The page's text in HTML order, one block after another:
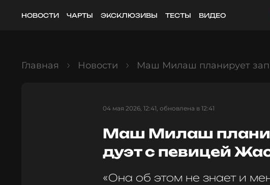
НОВОСТИ ЧАРТЫ ЭКСКЛЮЗИВЫ ТЕСТЫ ВИДЕО
Главная Новости Маш Милаш планирует
04 мая 2026, 12:41, обновлена в 12:41
Маш Милаш
дуэт с певицей
«Она об этом не знает и